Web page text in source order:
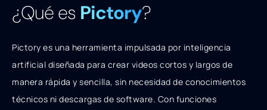
¿Qué es Pictory?
Pictory es una herramienta impulsada por inteligencia
artificial diseñada para crear videos cortos y largos de
manera rápida y sencilla, sin necesidad de conocimientos
técnicos ni descargas de software. Con funciones